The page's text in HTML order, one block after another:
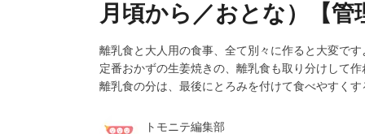
月頃から／おとな）【管
離乳食と大人用の食事、全て別々に作ると大変で
定番おかずの生姜焼きの、離乳食も取り分けして
離乳食の分は、最後にとろみを付けて食べやすく
トモニテ編集部